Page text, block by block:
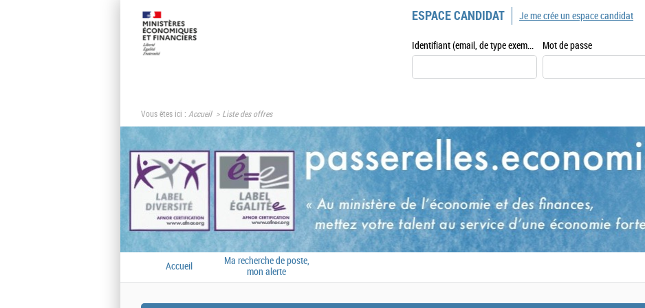
ESPACE CANDIDAT
Identifiant (email, de type exemple@exemple.fr) Mot de passe
Je me crée un espace candidat
Vous êtes ici : Accueil Liste des offres
Accueil
Ma recherche de poste,
mon alerte